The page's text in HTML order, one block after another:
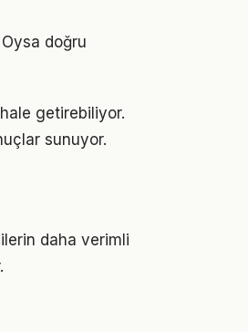
doğru
getirebiliyor.
sunuyor.
daha verimli